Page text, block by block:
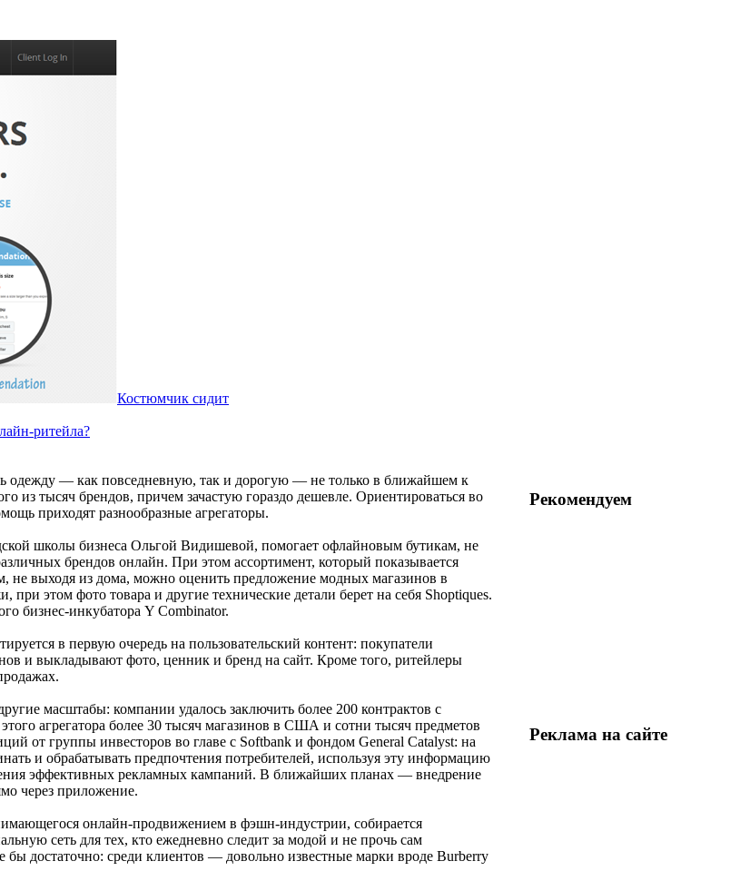
Костюмчик сидит
ритейла?
одежду — как повседневную, так и дорогую — не только в ближайшем к
из тысяч брендов, причем зачастую гораздо дешевле. Ориентироваться во
приходят разнообразные агрегаторы.
школы бизнеса Ольгой Видишевой, помогает офлайновым бутикам, не
брендов онлайн. При этом ассортимент, который показывается
не выходя из дома, можно оценить предложение модных магазинов в
этом фото товара и другие технические детали берет на себя Shoptiques.
бизнес-инкубатора Y Combinator.
в первую очередь на пользовательский контент: покупатели
и выкладывают фото, ценник и бренд на сайт. Кроме того, ритейлеры
масштабы: компании удалось заключить более 200 контрактов с
агрегатора более 30 тысяч магазинов в США и сотни тысяч предметов
от группы инвесторов во главе с Softbank и фондом General Catalyst: на
и обрабатывать предпочтения потребителей, используя эту информацию
эффективных рекламных кампаний. В ближайших планах — внедрение
через приложение.
онлайн-продвижением в фэшн-индустрии, собирается
сеть для тех, кто ежедневно следит за модой и не прочь сам
достаточно: среди клиентов — довольно известные марки вроде Burberry
Рекомендуем
Реклама на сайте